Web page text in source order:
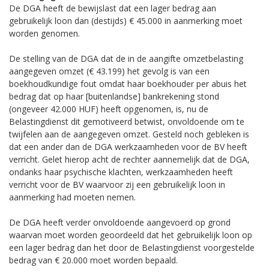
De DGA heeft de bewijslast dat een lager bedrag aan
gebruikelijk loon dan (destijds) € 45.000 in aanmerking moet
worden genomen.
De stelling van de DGA dat de in de aangifte omzetbelasting
aangegeven omzet (€ 43.199) het gevolg is van een
boekhoudkundige fout omdat haar boekhouder per abuis het
bedrag dat op haar [buitenlandse] bankrekening stond
(ongeveer 42.000 HUF) heeft opgenomen, is, nu de
Belastingdienst dit gemotiveerd betwist, onvoldoende om te
twijfelen aan de aangegeven omzet. Gesteld noch gebleken is
dat een ander dan de DGA werkzaamheden voor de BV heeft
verricht. Gelet hierop acht de rechter aannemelijk dat de DGA,
ondanks haar psychische klachten, werkzaamheden heeft
verricht voor de BV waarvoor zij een gebruikelijk loon in
aanmerking had moeten nemen.
De DGA heeft verder onvoldoende aangevoerd op grond
waarvan moet worden geoordeeld dat het gebruikelijk loon op
een lager bedrag dan het door de Belastingdienst voorgestelde
bedrag van € 20.000 moet worden bepaald.